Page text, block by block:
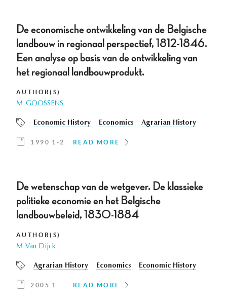
De economische ontwikkeling van de Belgische
landbouw in regionaal perspectief, 1812-1846.
Een analyse op basis van de ontwikkeling van
het regionaal landbouwprodukt.
AUTHOR(S)
M. GOOSSENS
Economic History Economics Agrarian History
1990 1-2 READ MORE
De wetenschap van de wetgever. De klassieke
politieke economie en het Belgische
landbouwbeleid, 1830-1884
AUTHOR(S)
M. Van Dijck
Agrarian History Economics Economic History
2005 1 READ MORE